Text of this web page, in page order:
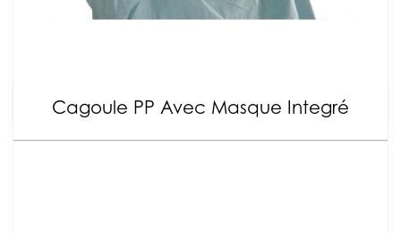
Cagoule PP Avec Masque Integré